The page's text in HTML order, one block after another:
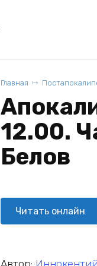
Главная
12.00.
Белов
Читать онлайн
Автор: